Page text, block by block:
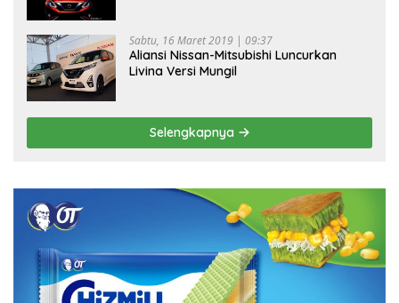
Sabtu, 16 Maret 2019 | 09:37
Aliansi Nissan-Mitsubishi Luncurkan
Livina Versi Mungil
Selengkapnya